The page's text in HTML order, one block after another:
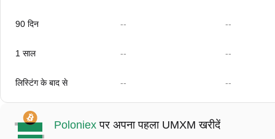
90 दिन -- --
1 साल -- --
लिस्टिंग के बाद से -- --
Poloniex पर अपना पहला UMXM खरीदें